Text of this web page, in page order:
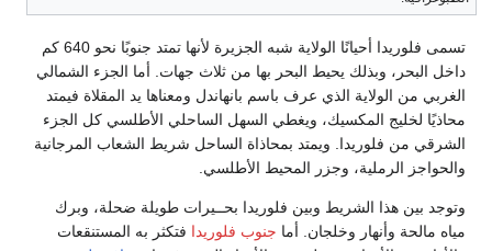
تسمى فلوريدا أحيانًا الولاية شبه الجزيرة لأنها تمتد جنوبًا نحو 640 كم
أما الجزء الشمالي
يد المقلاة فيمتد
الأطلسي كل الجزء
الشعاب المرجانية
طويلة ضحلة، وبرك
فتكثر به المستنقعات